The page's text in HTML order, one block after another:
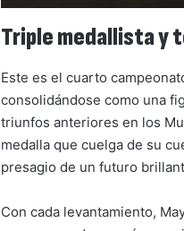
Triple medallista y
Este es el cuarto
consolidándose como una
triunfos anteriores en los
medalla que cuelga de su
presagio de un futuro
Con cada levantamiento,